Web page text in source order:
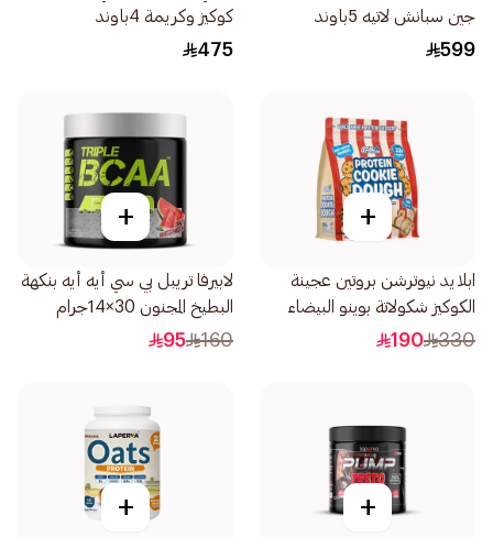
جين سبانش لاتيه 5باوند
599
كوكيز وكريمة 4باوند
475
+
ابلايد نيوترشن بروتين عجينة
الكوكيز شكولاتة بوينو البيضاء
1كيلو
330
190
+
لابيرفا تريبل بي سي أيه أيه بنكهة
البطيخ المجنون 30×14جرام
160
95
+
+